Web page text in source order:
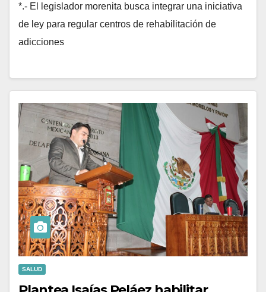
*.- El legislador morenita busca integrar una iniciativa
de ley para regular centros de rehabilitación de
adicciones
SALUD